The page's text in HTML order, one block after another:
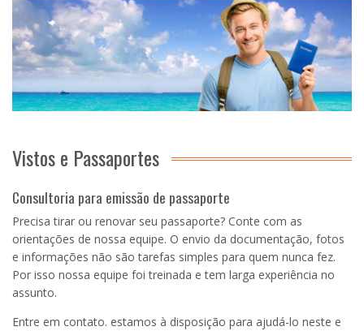
Vistos e Passaportes
Consultoria para emissão de passaporte
Precisa tirar ou renovar seu passaporte? Conte com as
orientações de nossa equipe. O envio da documentação, fotos
e informações não são tarefas simples para quem nunca fez.
Por isso nossa equipe foi treinada e tem larga experiência no
assunto.
Entre em contato. estamos à disposição para ajudá-lo neste e